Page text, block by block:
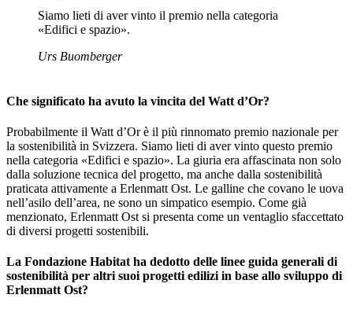
Siamo lieti di aver vinto il premio nella categoria
«Edifici e spazio».
Urs Buomberger
Che significato ha avuto la vincita del Watt d’Or?
Probabilmente il Watt d’Or è il più rinnomato premio nazionale per
la sostenibilità in Svizzera. Siamo lieti di aver vinto questo premio
nella categoria «Edifici e spazio». La giuria era affascinata non solo
dalla soluzione tecnica del progetto, ma anche dalla sostenibilità
praticata attivamente a Erlenmatt Ost. Le galline che covano le uova
nell’asilo dell’area, ne sono un simpatico esempio. Come già
menzionato, Erlenmatt Ost si presenta come un ventaglio sfaccettato
di diversi progetti sostenibili.
La Fondazione Habitat ha dedotto delle linee guida generali di
sostenibilità per altri suoi progetti edilizi in base allo sviluppo di
Erlenmatt Ost?